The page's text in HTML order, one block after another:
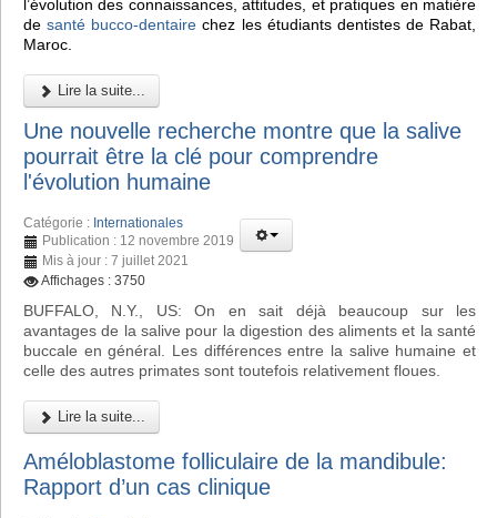
l’évolution des connaissances, attitudes, et pratiques en matière
desanté bucco-dentaire chez les étudiants dentistes de Rabat,
Maroc.
Lire la suite...
Une nouvelle recherche montre que la salive
pourrait être la clé pour comprendre
l'évolution humaine
Catégorie : Internationales
Publication : 12 novembre 2019
Mis à jour : 7 juillet 2021
Affichages : 3750
BUFFALO, N.Y., US: On en sait déjà beaucoup sur les
avantages de la salive pour la digestion des aliments et la santé
buccale en général. Les différences entre la salive humaine et
celle des autres primates sont toutefois relativement floues.
Lire la suite...
Améloblastome folliculaire de la mandibule:
Rapport d’un cas clinique